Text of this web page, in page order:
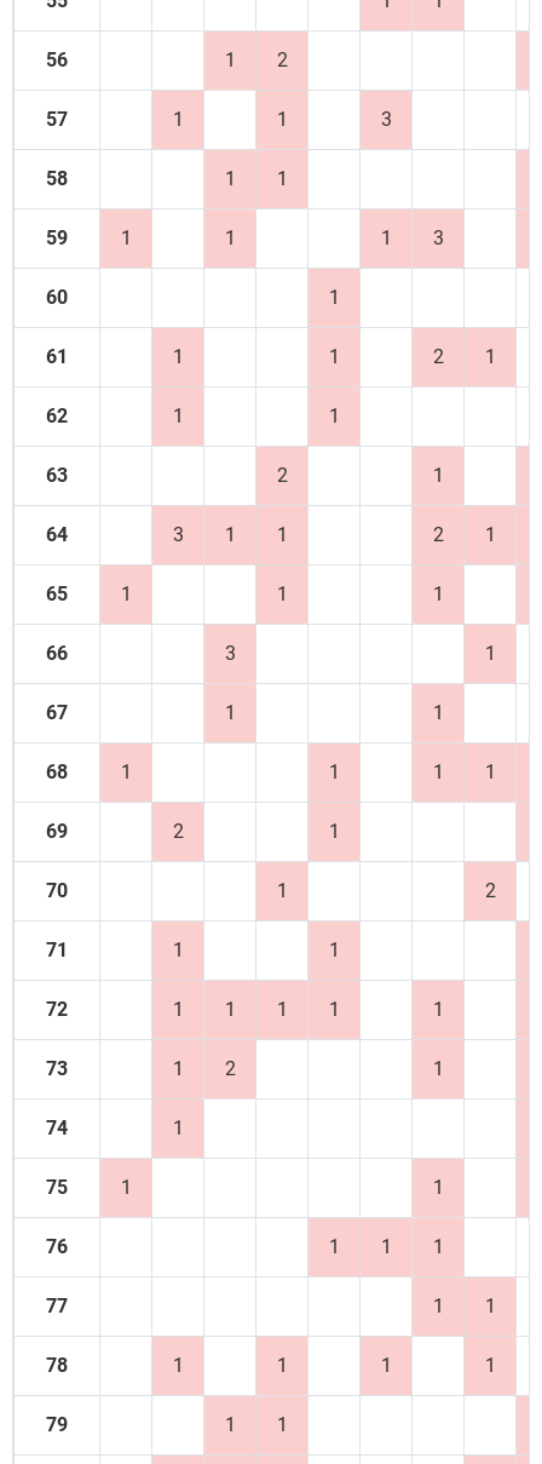
56 1 2
57 1 1 3
58 1 1
59 1 1 1 3
60 1
61 1 1 2 1
62 1 1
63 2 1
64 3 1 1 2 1
65 1 1 1
66 3 1
67 1 1
68 1 1 1 1
69 2 1
70 1 2
71 1 1
72 1 1 1 1 1
73 1 2 1
74 1
75 1 1
76 1 1 1
77 1 1
78 1 1 1 1
79 1 1